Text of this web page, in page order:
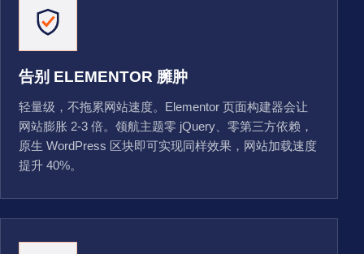
告别 ELEMENTOR 臃肿
轻量级，不拖累网站速度。Elementor 页面构建器会让
网站膨胀 2-3 倍。领航主题零 jQuery、零第三方依赖，
原生 WordPress 区块即可实现同样效果，网站加载速度
提升 40%。